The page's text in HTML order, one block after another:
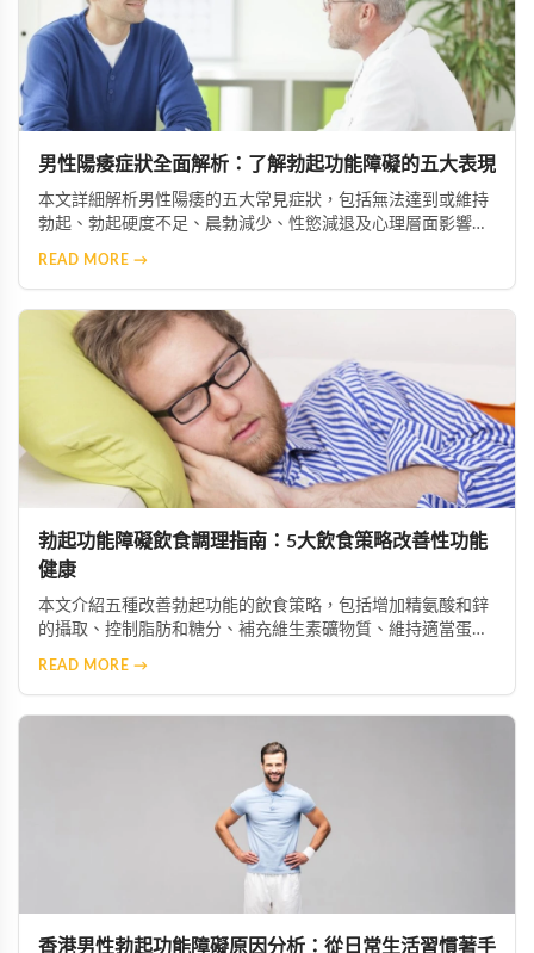
男性陽痿症狀全面解析：了解勃起功能障礙的五大表現
本文詳細解析男性陽痿的五大常見症狀，包括無法達到或維持
勃起、勃起硬度不足、晨勃減少、性慾減退及心理層面影響。
READ MORE →
勃起功能障礙飲食調理指南：5大飲食策略改善性功能
健康
本文介紹五種改善勃起功能的飲食策略，包括增加精氨酸和鋅
的攝取、控制脂肪和糖分、補充維生素礦物質、維持適當蛋白
READ MORE →
香港男性勃起功能障礙原因分析：從日常生活習慣著手